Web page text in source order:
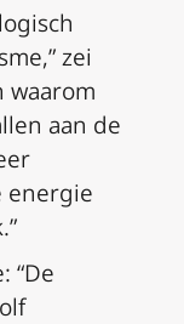
zei
waarom
aan de
energie
“De